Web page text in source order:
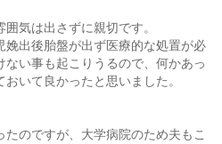
気は出さずに親切です。
娩出後胎盤が出ず医療的な処置が必
い事も起こりうるので、何かあっ
いて良かったと思いました。
のですが、大学病院のため夫もこ